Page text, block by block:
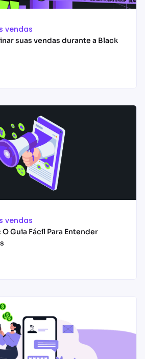
vendas
suas vendas durante a Black
vendas
O Guia Fácil Para Entender